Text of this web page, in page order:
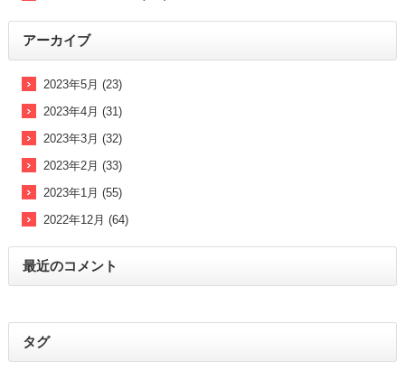
アーカイブ
2023年5月 (23)
2023年4月 (31)
2023年3月 (32)
2023年2月 (33)
2023年1月 (55)
2022年12月 (64)
最近のコメント
タグ